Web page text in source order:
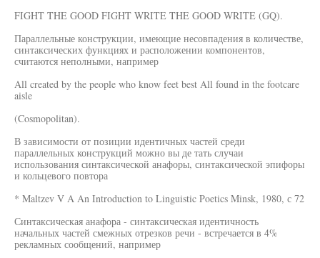
FIGHT THE GOOD FIGHT WRITE THE GOOD WRITE (GQ).
Параллельные конструкции, имеющие несовпадения в количестве,
синтаксических функциях и расположении компонентов,
считаются неполными, например
All created by the people who know feet best All found in the footcare
aisle
(Cosmopolitan).
В зависимости от позиции идентичных частей среди
параллельных конструкций можно вы де тать случаи
использования синтаксической анафоры, синтаксической эпифоры
и кольцевого повтора
* Maltzev V A An Introduction to Linguistic Poetics Minsk, 1980, с 72
Синтаксическая анафора - синтаксическая идентичность
начальных частей смежных отрезков речи - встречается в 4%
рекламных сообщений, например